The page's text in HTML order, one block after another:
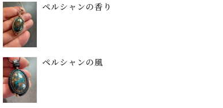
ペルシャンの香り
ペルシャンの風